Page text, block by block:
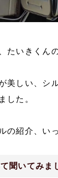
たいきくん
美しい、シ
した。
の紹介、い
聞いてみま